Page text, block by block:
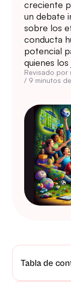
creciente
un debate
sobre los
conducta
potencial
quienes los
Revisado por
/ 9 minutos
Tabla de